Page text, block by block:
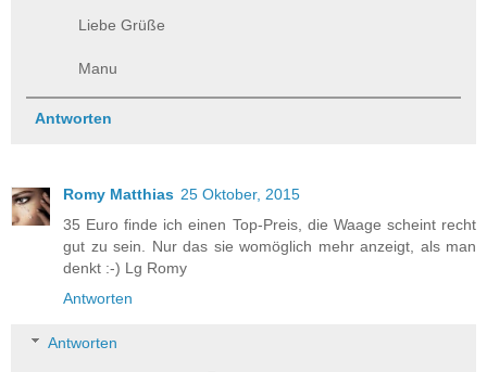
Liebe Grüße
Manu
Antworten
Romy Matthias 25 Oktober, 2015
35 Euro finde ich einen Top-Preis, die Waage scheint recht
gut zu sein. Nur das sie womöglich mehr anzeigt, als man
denkt :-) Lg Romy
Antworten
Antworten